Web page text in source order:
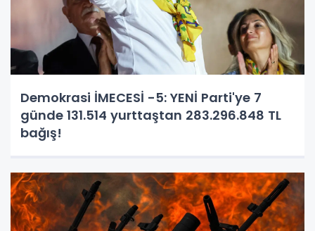
Demokrasi İMECESİ -5: YENİ Parti'ye 7
günde 131.514 yurttaştan 283.296.848 TL
bağış!